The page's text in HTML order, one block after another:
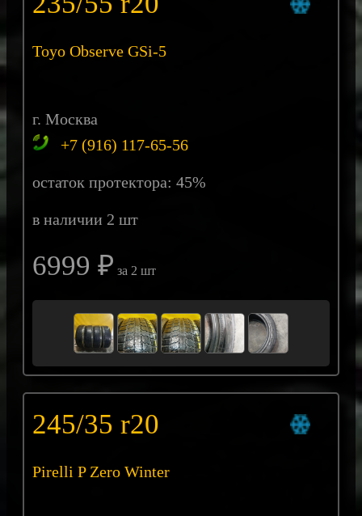
Toyo Observe GSi-5
г. Москва
+7 (916) 117-65-56
остаток протектора: 45%
в наличии 2 шт
6999 ₽ за 2 шт
245/35 r20
Pirelli P Zero Winter